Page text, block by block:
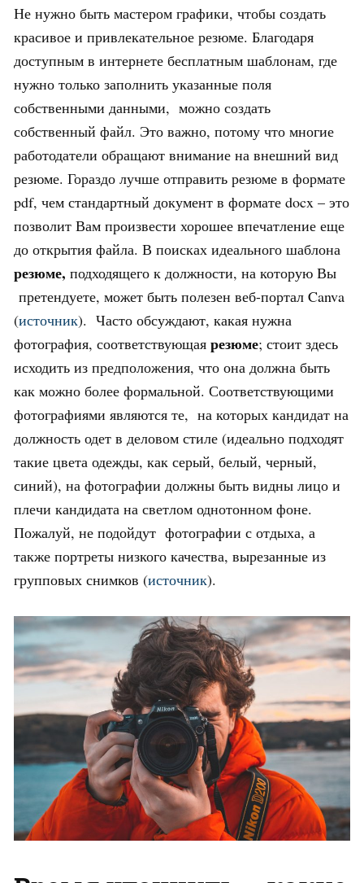
Не нужно быть мастером графики, чтобы создать
красивое и привлекательное резюме. Благодаря
доступным в интернете бесплатным шаблонам, где
нужно только заполнить указанные поля
собственными данными, можно создать
собственный файл. Это важно, потому что многие
работодатели обращают внимание на внешний вид
резюме. Гораздо лучше отправить резюме в формате
pdf, чем стандартный документ в формате docx – это
позволит Вам произвести хорошее впечатление еще
до открытия файла. В поисках идеального шаблона
резюме, подходящего к должности, на которую Вы
претендуете, может быть полезен веб-портал Canva
(источник). Часто обсуждают, какая нужна
фотография, соответствующая резюме; стоит здесь
исходить из предположения, что она должна быть
как можно более формальной. Соответствующими
фотографиями являются те, на которых кандидат на
должность одет в деловом стиле (идеально подходят
такие цвета одежды, как серый, белый, черный,
синий), на фотографии должны быть видны лицо и
плечи кандидата на светлом однотонном фоне.
Пожалуй, не подойдут фотографии с отдыха, а
также портреты низкого качества, вырезанные из
групповых снимков (источник).